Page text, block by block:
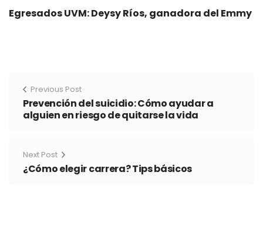
Egresados UVM: Deysy Ríos, ganadora del Emmy
Previous Post
Prevención del suicidio: Cómo ayudar a
alguien en riesgo de quitarse la vida
Next Post
¿Cómo elegir carrera? Tips básicos